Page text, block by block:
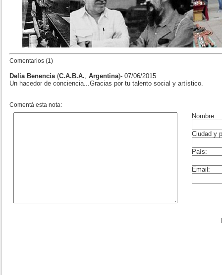
Comentarios (1)
Delia Benencia(C.A.B.A., Argentina)- 07/06/2015
Un hacedor de conciencia...Gracias por tu talento social y artístico.
Comentá esta nota: